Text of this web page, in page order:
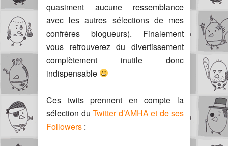
quasiment aucune ressemblance
avec les autres sélections de mes
confrères blogueurs). Finalement
vous retrouverez du divertissement
complètement inutile donc
indispensable
Ces twits prennent en compte la
sélection du Twitter d’AMHA et de ses
Followers :